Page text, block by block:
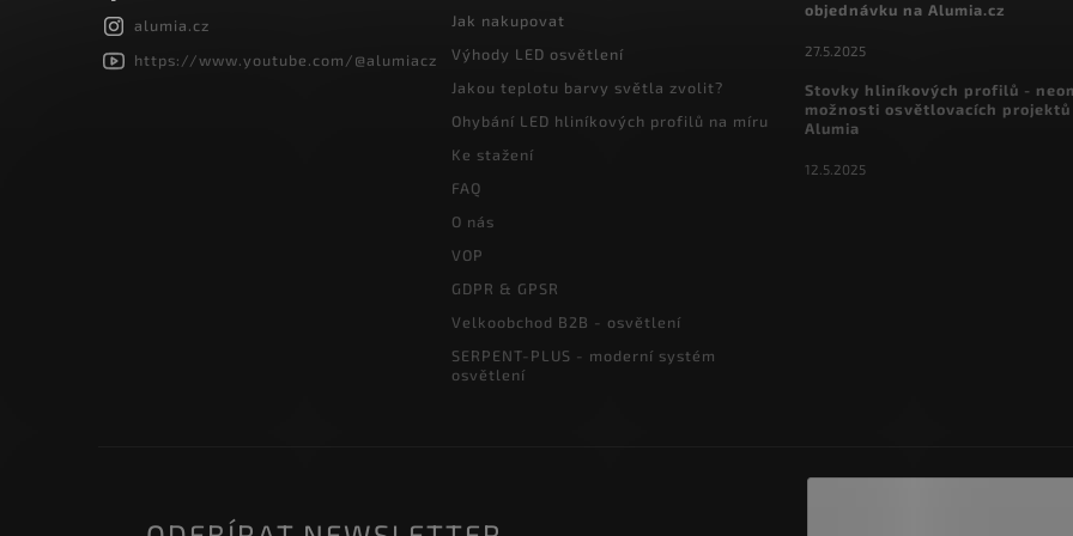
alumia.cz
https://www.youtube.com/@alumiacz
Jak nakupovat
Výhody LED osvětlení
Jakou teplotu barvy světla zvolit?
Ohybání LED hliníkových profilů na míru
Ke stažení
FAQ
O nás
VOP
GDPR & GPSR
Velkoobchod B2B - osvětlení
SERPENT-PLUS - moderní systém
osvětlení
objednávku na Alumia.cz
27.5.2025
Stovky hliníkových profilů -
možnosti osvětlovacích projektů
Alumia
12.5.2025